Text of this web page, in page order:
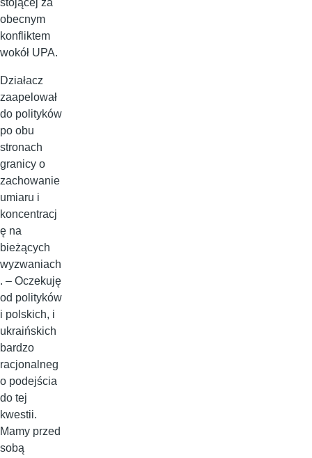
stojącej za
obecnym
konfliktem
wokół UPA.
Działacz
zaapelował
do polityków
po obu
stronach
granicy o
zachowanie
umiaru i
koncentracj
ę na
bieżących
wyzwaniach
. – Oczekuję
od polityków
i polskich, i
ukraińskich
bardzo
racjonalneg
o podejścia
do tej
kwestii.
Mamy przed
sobą